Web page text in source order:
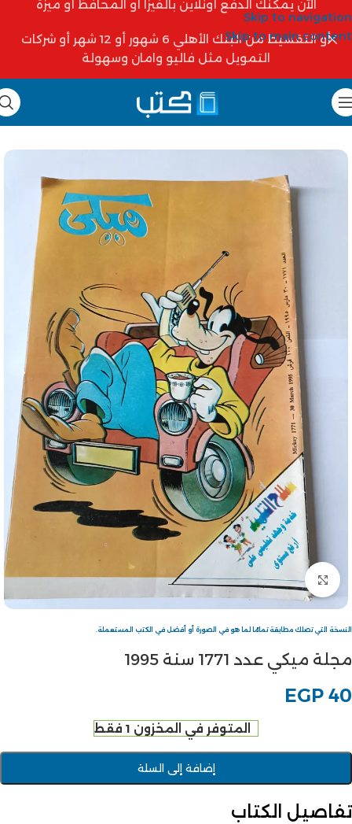
Skip to navigation
Skip to main content
الآن يمكنك الدفع أونلاين بالفيزا أو المحافظ أو ميزة
أو التقسيط من البنك الأهلي 6 شهور أو 12 شهر أو شركات
التمويل مثل فاليو وامان وسهولة
Click to enlarge
النسخة التي تصلك مطابقة تمامًا لما هو في الصورة أو أفضل في الكتب المستعملة.
مجلة ميكي عدد 1771 سنة 1995
EGP 40
المتوفر في المخزون 1 فقط
إضافة إلى السلة
تفاصيل الكتاب